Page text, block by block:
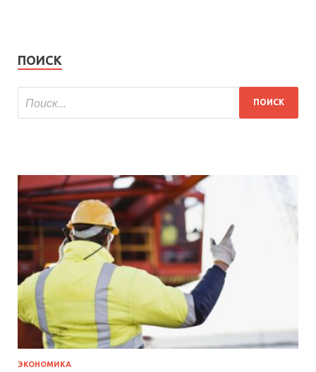
ПОИСК
ЭКОНОМИКА